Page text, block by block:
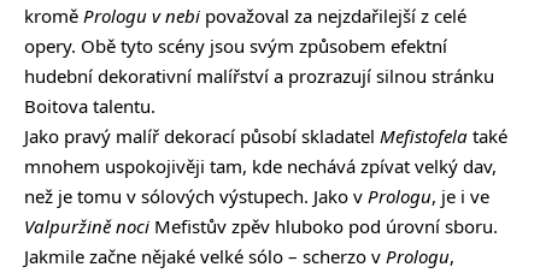
kromě Prologu v nebi považoval za nejzdařilejší z celé
opery. Obě tyto scény jsou svým způsobem efektní
hudební dekorativní malířství a prozrazují silnou stránku
Boitova talentu.
Jako pravý malíř dekorací působí skladatel Mefistofela také
mnohem uspokojivěji tam, kde nechává zpívat velký dav,
než je tomu v sólových výstupech. Jako v Prologu, je i ve
Valpuržině noci Mefistův zpěv hluboko pod úrovní sboru.
Jakmile začne nějaké velké sólo – scherzo v Prologu,